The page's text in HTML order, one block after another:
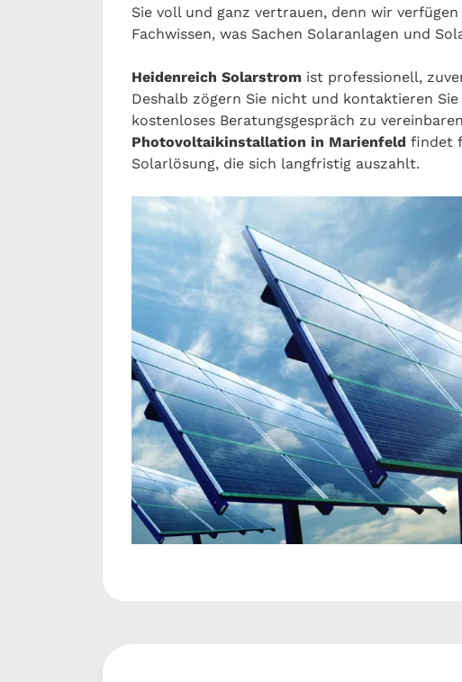
Sie voll und ganz vertrauen, denn wir
Fachwissen, was Sachen Solaranlagen und
Heidenreich Solarstrom ist professionell,
Deshalb zögern Sie nicht und kontaktieren
kostenloses Beratungsgespräch zu
Photovoltaikinstallation in Marienfeld findet
Solarlösung, die sich langfristig auszahlt.